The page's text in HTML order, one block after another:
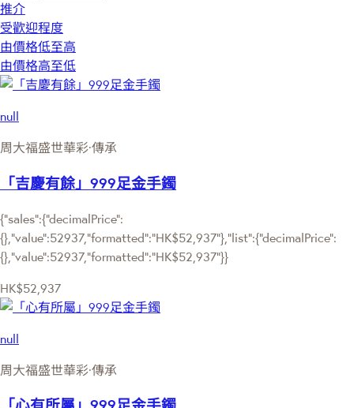
推介
受歡迎程度
由價格低至高
由價格高至低
null
周大福盛世華彩·傳承
「吉慶有餘」999足金手鐲
{"sales":{"decimalPrice":
{},"value":52937,"formatted":"HK$52,937"},"list":{"decimalPrice":
{},"value":52937,"formatted":"HK$52,937"}}
HK$52,937
null
周大福盛世華彩·傳承